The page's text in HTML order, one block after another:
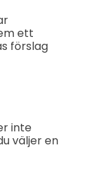
ett
förslag
inte
väljer en